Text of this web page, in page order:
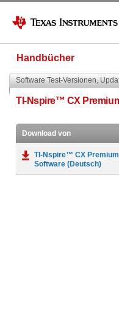
Handbücher
Software Test-Versionen,
TI-Nspire™ CX
Download von
TI-Nspire™ CX
Software (Deutsch)